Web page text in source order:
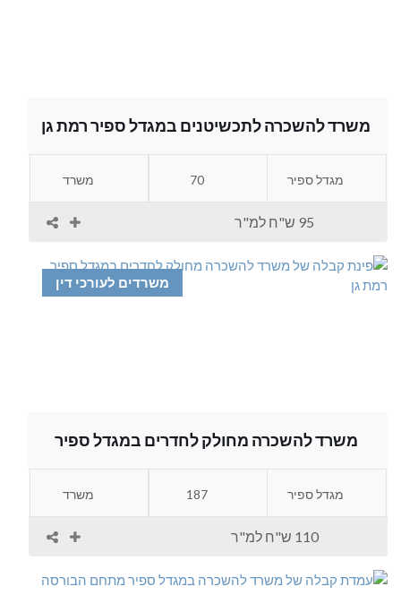
משרד להשכרה לתכשיטנים במגדל ספיר רמת גן
מגדל ספיר 70 משרד
95 ש"ח למ"ר
משרדים לעורכי דין
משרד להשכרה מחולק לחדרים במגדל ספיר
מגדל ספיר 187 משרד
110 ש"ח למ"ר